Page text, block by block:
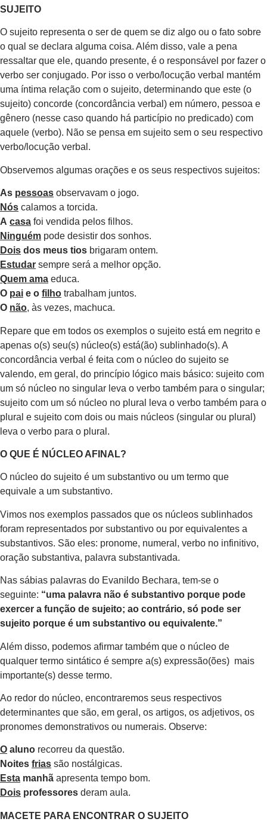
SUJEITO
O sujeito representa o ser de quem se diz algo ou o fato sobre
o qual se declara alguma coisa. Além disso, vale a pena
ressaltar que ele, quando presente, é o responsável por fazer o
verbo ser conjugado. Por isso o verbo/locução verbal mantém
uma íntima relação com o sujeito, determinando que este (o
sujeito) concorde (concordância verbal) em número, pessoa e
gênero (nesse caso quando há particípio no predicado) com
aquele (verbo). Não se pensa em sujeito sem o seu respectivo
verbo/locução verbal.
Observemos algumas orações e os seus respectivos sujeitos:
As pessoas observavam o jogo.
Nós calamos a torcida.
A casa foi vendida pelos filhos.
Ninguém pode desistir dos sonhos.
Dois dos meus tios brigaram ontem.
Estudar sempre será a melhor opção.
Quem ama educa.
O pai e o filho trabalham juntos.
O não, às vezes, machuca.
Repare que em todos os exemplos o sujeito está em negrito e
apenas o(s) seu(s) núcleo(s) está(ão) sublinhado(s). A
concordância verbal é feita com o núcleo do sujeito se
valendo, em geral, do princípio lógico mais básico: sujeito com
um só núcleo no singular leva o verbo também para o singular;
sujeito com um só núcleo no plural leva o verbo também para o
plural e sujeito com dois ou mais núcleos (singular ou plural)
leva o verbo para o plural.
O QUE É NÚCLEO AFINAL?
O núcleo do sujeito é um substantivo ou um termo que
equivale a um substantivo.
Vimos nos exemplos passados que os núcleos sublinhados
foram representados por substantivo ou por equivalentes a
substantivos. São eles: pronome, numeral, verbo no infinitivo,
oração substantiva, palavra substantivada.
Nas sábias palavras do Evanildo Bechara, tem-se o
seguinte: “uma palavra não é substantivo porque pode
exercer a função de sujeito; ao contrário, só pode ser
sujeito porque é um substantivo ou equivalente.”
Além disso, podemos afirmar também que o núcleo de
qualquer termo sintático é sempre a(s) expressão(ões) mais
importante(s) desse termo.
Ao redor do núcleo, encontraremos seus respectivos
determinantes que são, em geral, os artigos, os adjetivos, os
pronomes demonstrativos ou numerais. Observe:
O aluno recorreu da questão.
Noites frias são nostálgicas.
Esta manhã apresenta tempo bom.
Dois professores deram aula.
MACETE PARA ENCONTRAR O SUJEITO